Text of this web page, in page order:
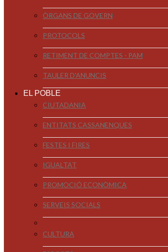
ÒRGANS DE GOVERN
PROTOCOLS
RETIMENT DE COMPTES - PAM
TAULER D'ANUNCIS
EL POBLE
CIUTADANIA
ENTITATS CASSANENQUES
FESTES I FIRES
IGUALTAT
PROMOCIÓ ECONÒMICA
SERVEIS SOCIALS
CULTURA